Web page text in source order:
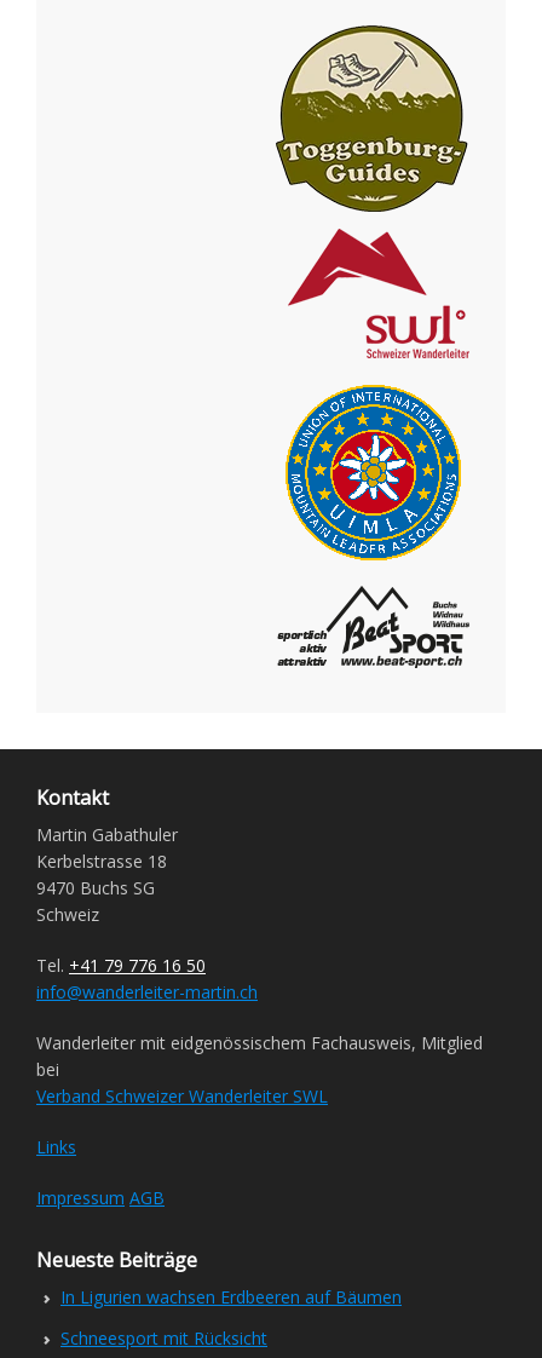
Kontakt
Martin Gabathuler
Kerbelstrasse 18
9470 Buchs SG
Schweiz
Tel. +41 79 776 16 50
info@wanderleiter-martin.ch
Wanderleiter mit eidgenössischem Fachausweis, Mitglied
bei
Verband Schweizer Wanderleiter SWL
Links
Impressum AGB
Neueste Beiträge
In Ligurien wachsen Erdbeeren auf Bäumen
Schneesport mit Rücksicht